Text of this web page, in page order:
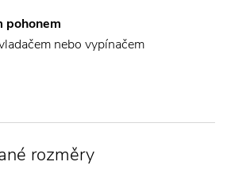
pohonem
nebo vypínačem
rozměry